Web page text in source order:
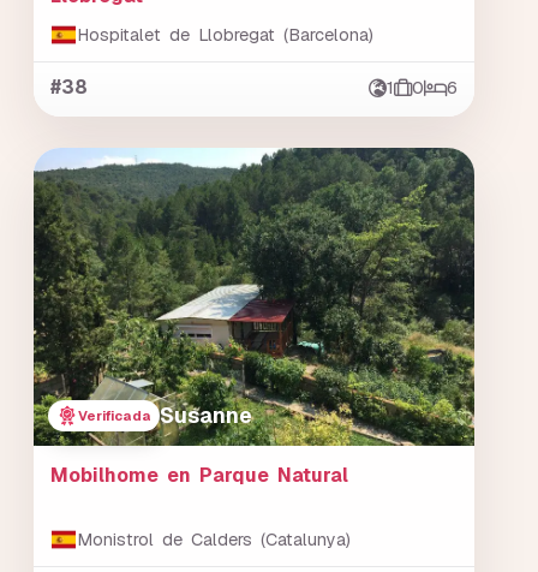
Hospitalet de Llobregat (Barcelona)
#38 1 0 6
Verificada Susanne
Mobilhome en Parque Natural
Monistrol de Calders (Catalunya)